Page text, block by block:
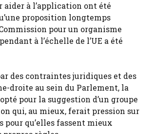
aider à l’application ont été
proposition longtemps
pour un organisme
à l’échelle de l’UE a été
des contraintes juridiques et des
droite au sein du Parlement, la
pour la suggestion d’un groupe
qui, au mieux, ferait pression sur
qu’elles fassent mieux